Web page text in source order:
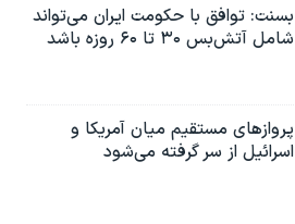
بسنت: توافق با حکومت ایران می‌تواند
شامل آتش‌بس ۳۰ تا ۶۰ روزه باشد
پروازهای مستقیم میان آمریکا و
اسرائیل از سر گرفته می‌شود